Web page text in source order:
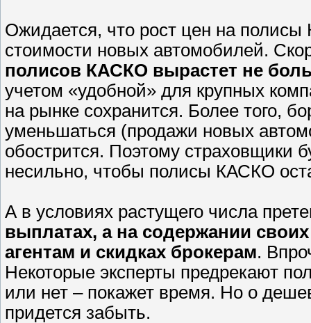
Ожидается, что рост цен на
стоимости новых автомобилей.
полисов КАСКО вырастет не
учетом «удобной» для крупных
на рынке сохранится. Более того,
уменьшаться (продажи новых
обострится. Поэтому страховщики
несильно, чтобы полисы КАСКО
А в условиях растущего числа
выплатах, а на содержании
агентам и скидках брокерам.
Некоторые эксперты предрекают
или нет – покажет время. Но о
придется забыть.